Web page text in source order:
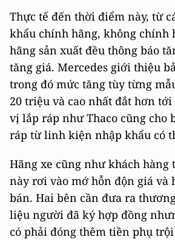
Thực tế đến thời điểm này, từ
khẩu chính hãng, không chính
hãng sản xuất đều thông báo
tăng giá. Mercedes giới thiệu
trong đó mức tăng tùy từng
20 triệu và cao nhất đắt hơn tới
vị lắp ráp như Thaco cũng cho
ráp từ linh kiện nhập khẩu có
Hãng xe cũng như khách hàng
này rơi vào mớ hỗn độn giá và
bán. Hai bên cần đưa ra
liệu người đã ký hợp đồng
có phải đóng thêm tiền phụ